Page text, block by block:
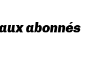
abonnés